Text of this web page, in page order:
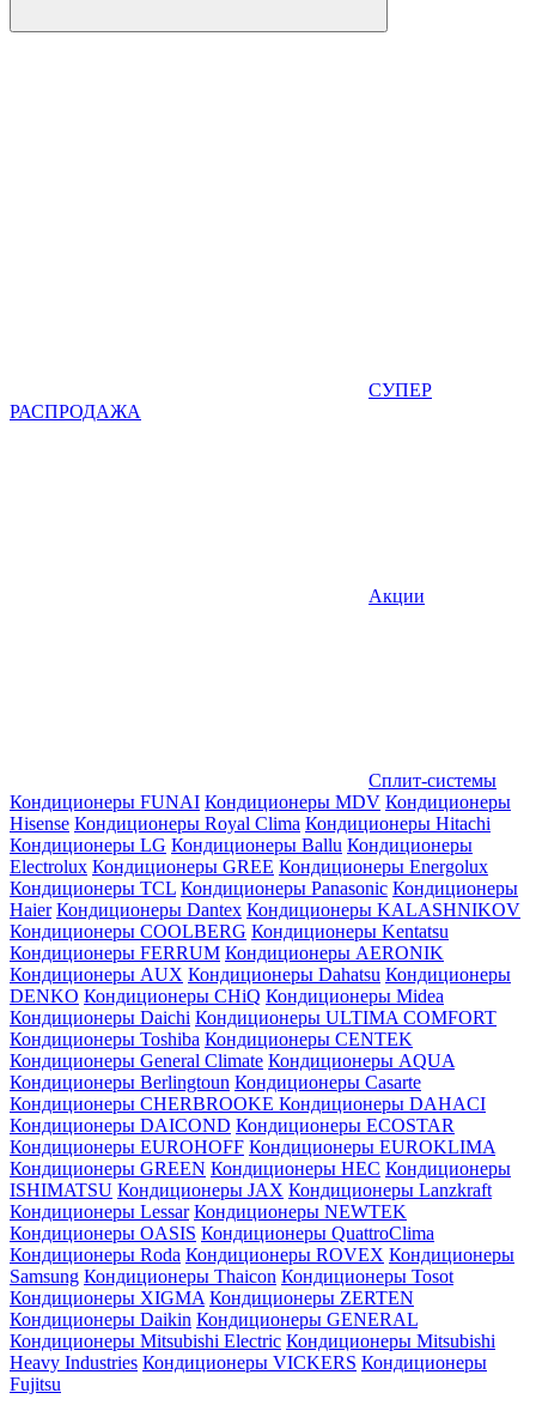
СУПЕР
РАСПРОДАЖА
Акции
Сплит-системы
Кондиционеры FUNAI Кондиционеры MDV Кондиционеры
Hisense Кондиционеры Royal Clima Кондиционеры Hitachi
Кондиционеры LG Кондиционеры Ballu Кондиционеры
Electrolux Кондиционеры GREE Кондиционеры Energolux
Кондиционеры TCL Кондиционеры Panasonic Кондиционеры
Haier Кондиционеры Dantex Кондиционеры KALASHNIKOV
Кондиционеры СOOLBERG Кондиционеры Kentatsu
Кондиционеры FERRUM Кондиционеры AERONIK
Кондиционеры AUX Кондиционеры Dahatsu Кондиционеры
DENKO Кондиционеры CHiQ Кондиционеры Midea
Кондиционеры Daichi Кондиционеры ULTIMA COMFORT
Кондиционеры Toshiba Кондиционеры CENTEK
Кондиционеры General Climate Кондиционеры AQUA
Кондиционеры Berlingtoun Кондиционеры Casarte
Кондиционеры CHERBROOKE Кондиционеры DAHACI
Кондиционеры DAICOND Кондиционеры ECOSTAR
Кондиционеры EUROHOFF Кондиционеры EUROKLIMA
Кондиционеры GREEN Кондиционеры HEC Кондиционеры
ISHIMATSU Кондиционеры JAX Кондиционеры Lanzkraft
Кондиционеры Lessar Кондиционеры NEWTEK
Кондиционеры OASIS Кондиционеры QuattroClima
Кондиционеры Roda Кондиционеры ROVEX Кондиционеры
Samsung Кондиционеры Thaicon Кондиционеры Tosot
Кондиционеры XIGMA Кондиционеры ZERTEN
Кондиционеры Daikin Кондиционеры GENERAL
Кондиционеры Mitsubishi Electric Кондиционеры Mitsubishi
Heavy Industries Кондиционеры VICKERS Кондиционеры
Fujitsu